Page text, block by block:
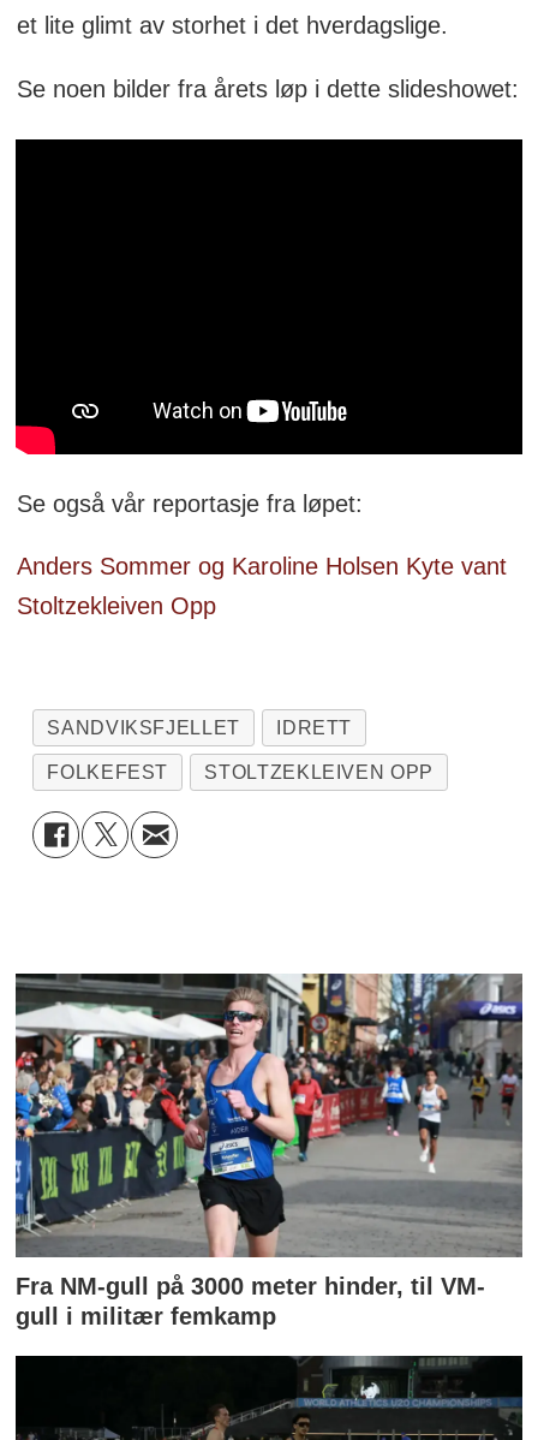
et lite glimt av storhet i det hverdagslige.
Se noen bilder fra årets løp i dette slideshowet:
Se også vår reportasje fra løpet:
Anders Sommer og Karoline Holsen Kyte vant
Stoltzekleiven Opp
SANDVIKSFJELLET IDRETT
FOLKEFEST STOLTZEKLEIVEN OPP
Fra NM-gull på 3000 meter hinder, til VM-
gull i militær femkamp